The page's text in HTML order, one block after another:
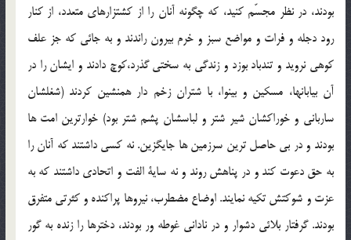
بودند، در نظر مجسّم کنید، که چگونه آنان را از کشتزارهای متعدد، از کنار
رود دجله و فرات و مواضع سبز و خرم بیرون راندند و به جائی که جز علف
کوهی نروید و تندباد بوزد و زندگی به سختی گذرد،‌کوچ دادند و ایشان را در
آن بیابانها، مسکین و بینوا، با شتران زخم دار همنشین کردند (شغلشان
ساربانی و خوراکشان شیر شتر و لباسشان پشم شتر بود) خوارترین امت ها
بودند و در بی حاصل ترین سرزمین ها جایگزین. نه کسی داشتند که آنان را
به حق دعوت کند و در پناهش روند و نه سایة الفت و اتحادی داشتند که به
عزت و شوکتش تکیه نمایند. اوضاع مضطرب، نیروها پراکنده و کثرتی متفرق
بودند. گرفتار بلائی دشوار و در نادانی غوطه ور بودند، دخترها را زنده به گور